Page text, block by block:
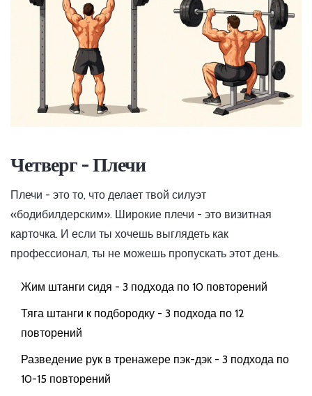
Четверг - Плечи
Плечи - это то, что делает твой силуэт
«бодибилдерским». Широкие плечи - это визитная
карточка. И если ты хочешь выглядеть как
профессионал, ты не можешь пропускать этот день.
Жим штанги сидя - 3 подхода по 10 повторений
Тяга штанги к подбородку - 3 подхода по 12
повторений
Разведение рук в тренажере пэк-дэк - 3 подхода по
10-15 повторений